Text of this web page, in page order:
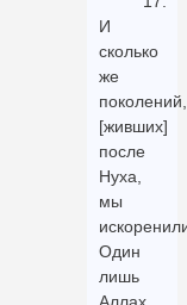
И
сколько
же
поколений,
[живших]
после
Нуха,
мы
Один
лишь